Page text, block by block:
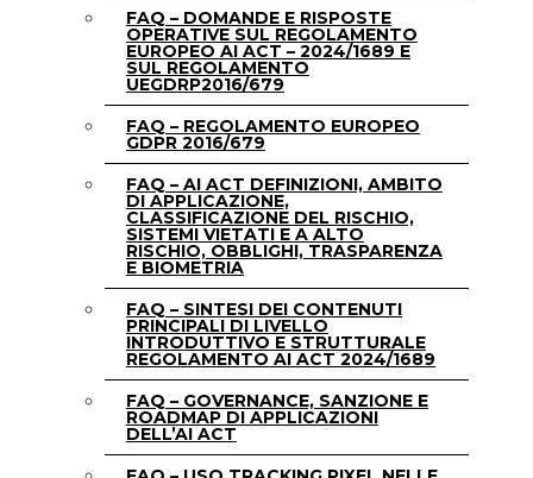
FAQ – DOMANDE E RISPOSTE
OPERATIVE SUL REGOLAMENTO
EUROPEO AI ACT – 2024/1689 E
SUL REGOLAMENTO
UEGDRP2016/679
FAQ – REGOLAMENTO EUROPEO
GDPR 2016/679
FAQ – AI ACT DEFINIZIONI, AMBITO
DI APPLICAZIONE,
CLASSIFICAZIONE DEL RISCHIO,
SISTEMI VIETATI E A ALTO
RISCHIO, OBBLIGHI, TRASPARENZA
E BIOMETRIA
FAQ – SINTESI DEI CONTENUTI
PRINCIPALI DI LIVELLO
INTRODUTTIVO E STRUTTURALE
REGOLAMENTO AI ACT 2024/1689
FAQ – GOVERNANCE, SANZIONE E
ROADMAP DI APPLICAZIONI
DELL’AI ACT